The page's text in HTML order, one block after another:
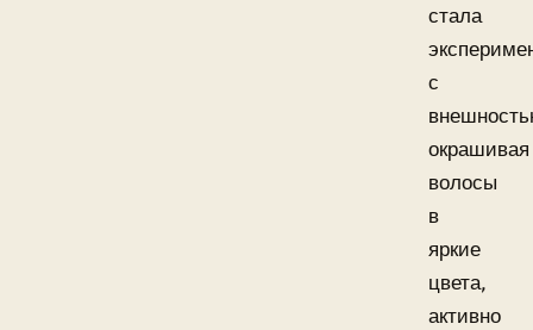
стала
с
окрашивая
волосы
в
яркие
цвета,
активно